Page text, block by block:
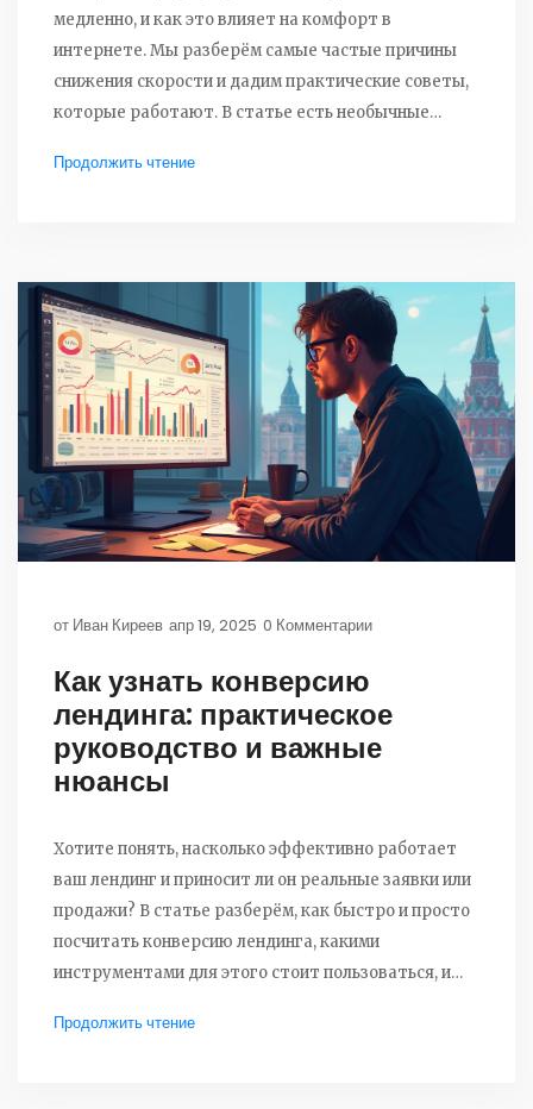
медленно, и как это влияет на комфорт в
интернете. Мы разберём самые частые причины
снижения скорости и дадим практические советы,
которые работают. В статье есть необычные
и уже сегодня сделай свой браузер быстрее, без
Продолжить чтение
от Иван Киреев апр 19, 2025 0 Комментарии
Как узнать конверсию
лендинга: практическое
руководство и важные
нюансы
Хотите понять, насколько эффективно работает
ваш лендинг и приносит ли он реальные заявки или
продажи? В статье разберём, как быстро и просто
посчитать конверсию лендинга, какими
инструментами для этого стоит пользоваться, и
найдёте советы по анализу, реальные примеры и
Продолжить чтение